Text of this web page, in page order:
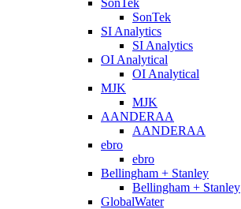
SonTek
SonTek
SI Analytics
SI Analytics
OI Analytical
OI Analytical
MJK
MJK
AANDERAA
AANDERAA
ebro
ebro
Bellingham + Stanley
Bellingham + Stanley
GlobalWater